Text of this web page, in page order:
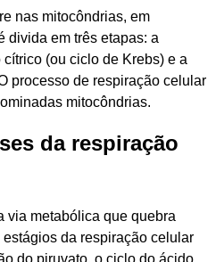
nas mitocôndrias, em
divida em três etapas: a
(ou ciclo de Krebs) e a
processo de respiração celular
mitocôndrias.
da respiração
via metabólica que quebra
da respiração celular
do piruvato, o ciclo do ácido